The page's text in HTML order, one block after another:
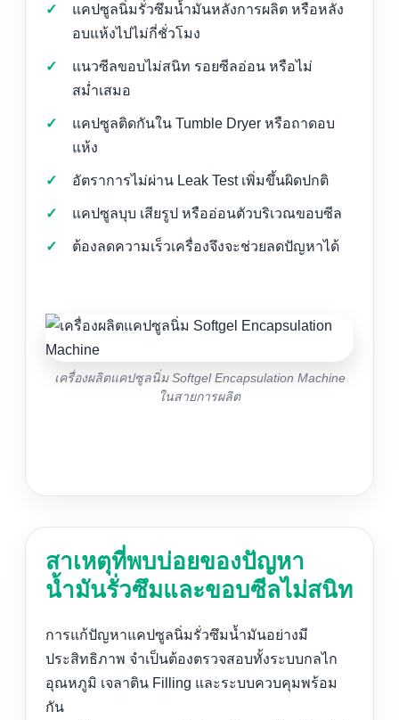
แคปซูลนิ่มรั่วซึมน้ำมันหลังการผลิต หรือหลัง
อบแห้งไปไม่กี่ชั่วโมง
แนวซีลขอบไม่สนิท รอยซีลอ่อน หรือไม่
สม่ำเสมอ
แคปซูลติดกันใน Tumble Dryer หรือถาดอบ
แห้ง
อัตราการไม่ผ่าน Leak Test เพิ่มขึ้นผิดปกติ
แคปซูลบุบ เสียรูป หรืออ่อนตัวบริเวณขอบซีล
ต้องลดความเร็วเครื่องจึงจะช่วยลดปัญหาได้
เครื่องผลิตแคปซูลนิ่ม Softgel Encapsulation Machine
ในสายการผลิต
สาเหตุที่พบบ่อยของปัญหา
น้ำมันรั่วซึมและขอบซีลไม่สนิท
การแก้ปัญหาแคปซูลนิ่มรั่วซึมน้ำมันอย่างมี
ประสิทธิภาพ จำเป็นต้องตรวจสอบทั้งระบบกลไก
อุณหภูมิ เจลาติน Filling และระบบควบคุมพร้อม
กัน